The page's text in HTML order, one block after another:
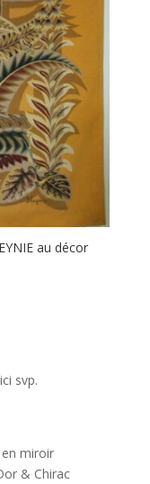
au décor
miroir
& Chirac